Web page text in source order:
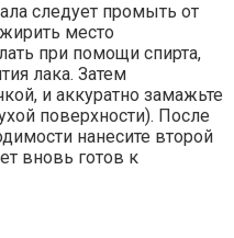
следует промыть от
место
при помощи спирта,
лака. Затем
и аккуратно замажьте
поверхности). После
нанесите второй
вновь готов к